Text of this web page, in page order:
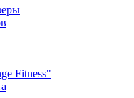
Fitness"